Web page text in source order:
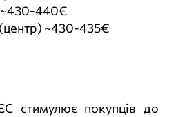
~430-440€
~430-435€
стимулює покупців до